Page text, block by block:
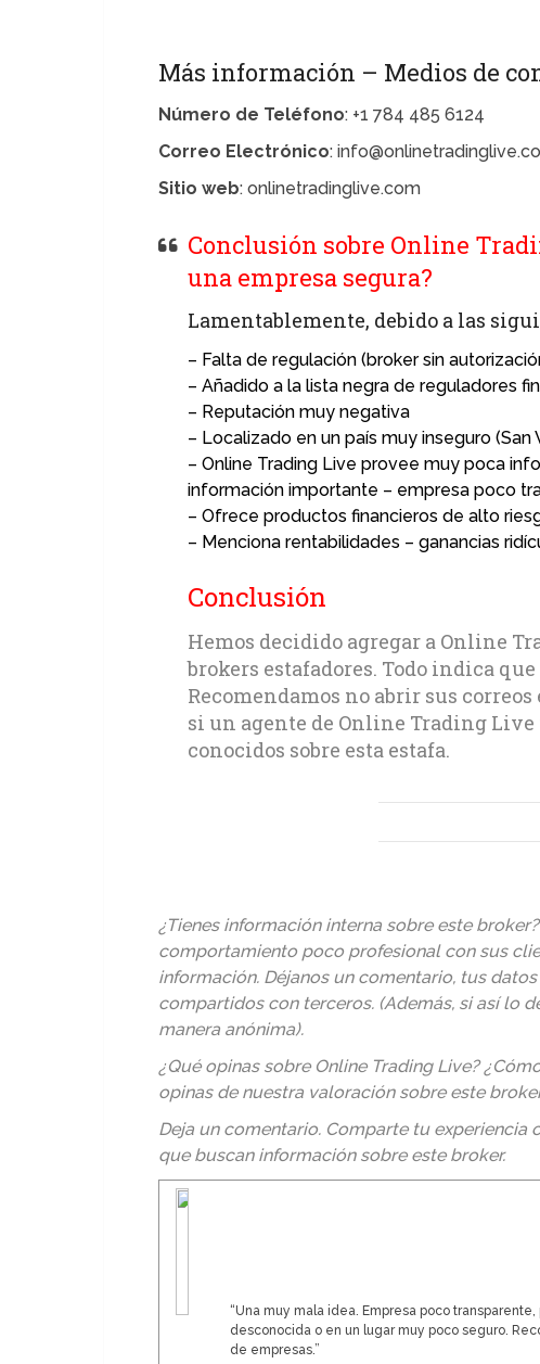
Más información – Medios de
Número de Teléfono: +1 784 485 6124
Correo Electrónico:
Sitio web: onlinetradinglive.com
Conclusión sobre Online
una empresa segura?
Lamentablemente, debido a las
– Falta de regulación (broker sin
– Añadido a la lista negra de reguladores
– Reputación muy negativa
– Localizado en un país muy inseguro (San
– Online Trading Live provee muy poca
información importante – empresa poco
– Ofrece productos financieros de alto
– Menciona rentabilidades – ganancias
Conclusión
Hemos decidido agregar a Online
brokers estafadores. Todo indica
Recomendamos no abrir sus
si un agente de Online Trading
conocidos sobre esta estafa.
¿Tienes información interna sobre este
comportamiento poco profesional con sus
información. Déjanos un comentario, tus
compartidos con terceros. (Además, si así lo
manera anónima).
¿Qué opinas sobre Online Trading Live?
opinas de nuestra valoración sobre este
Deja un comentario. Comparte tu experiencia
que buscan información sobre este broker.
“Una muy mala idea. Empresa poco
desconocida o en un lugar muy poco seguro.
de empresas.”